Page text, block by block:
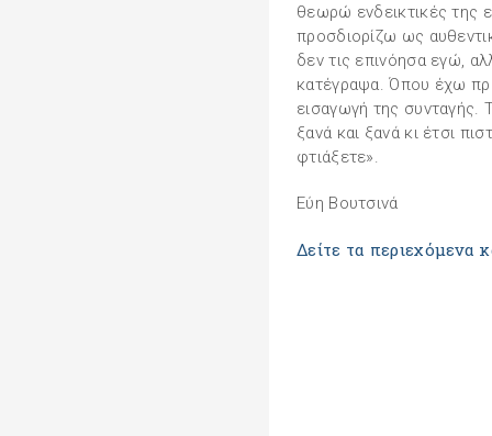
θεωρώ ενδεικτικές της
προσδιορίζω ως
δεν τις επινόησα εγώ,
κατέγραψα. Όπου έχω
εισαγωγή της συνταγής.
ξανά και ξανά κι έτσι
φτιάξετε».
Εύη Βουτσινά
Δείτε τα περιεχόμενα